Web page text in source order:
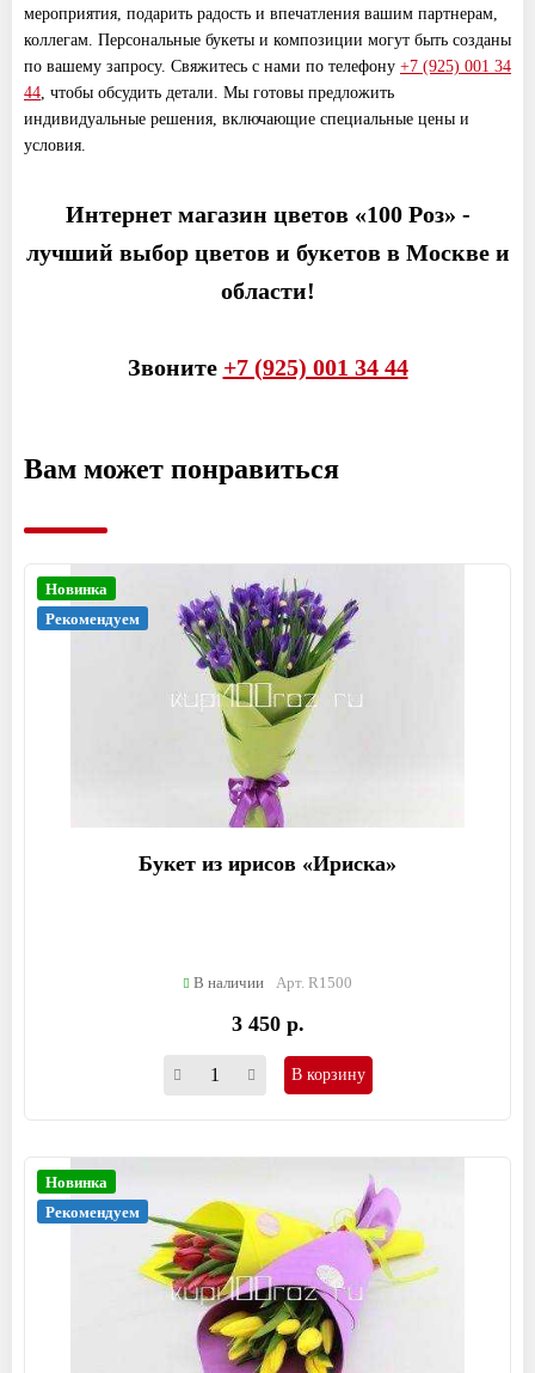
мероприятия, подарить радость и впечатления вашим партнерам,
коллегам. Персональные букеты и композиции могут быть созданы
по вашему запросу. Свяжитесь с нами по телефону +7 (925) 001 34
44, чтобы обсудить детали. Мы готовы предложить
индивидуальные решения, включающие специальные цены и
условия.
Интернет магазин цветов «100 Роз» -
лучший выбор цветов и букетов в Москве и
области!
Звоните +7 (925) 001 34 44
Вам может понравиться
Новинка
Рекомендуем
Букет из ирисов «Ириска»
В наличии Арт. R1500
3 450 р.
В корзину
Новинка
Рекомендуем